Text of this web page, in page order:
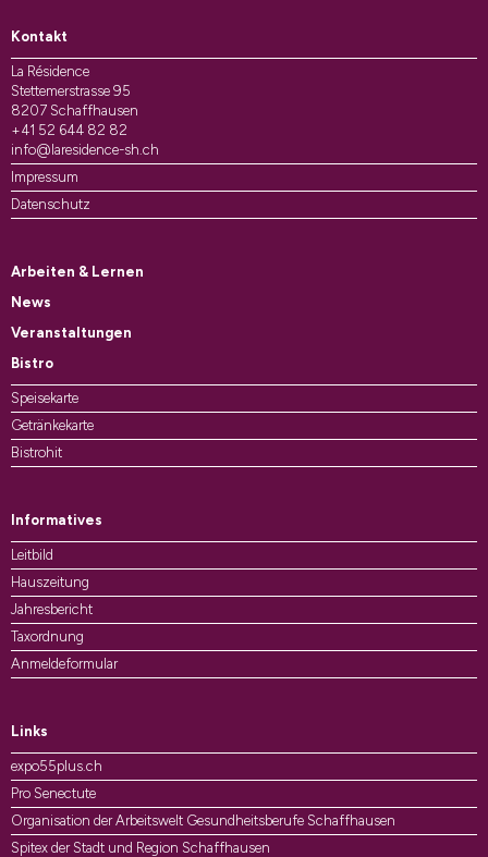
Kontakt
La Résidence
Stettemerstrasse 95
8207 Schaffhausen
+41 52 644 82 82
info@laresidence-sh.ch
Impressum
Datenschutz
Arbeiten & Lernen
News
Veranstaltungen
Bistro
Speisekarte
Getränkekarte
Bistrohit
Informatives
Leitbild
Hauszeitung
Jahresbericht
Taxordnung
Anmeldeformular
Links
expo55plus.ch
Pro Senectute
Organisation der Arbeitswelt Gesundheitsberufe Schaffhausen
Spitex der Stadt und Region Schaffhausen